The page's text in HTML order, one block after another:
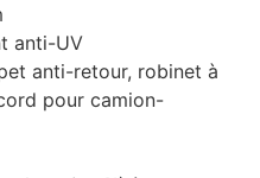
anti-UV
anti-retour, robinet à
pour camion-